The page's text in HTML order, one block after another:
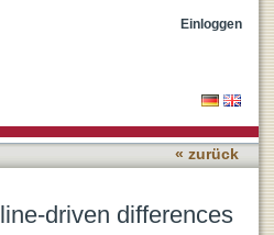
cancer prognosis
Einloggen
« zurück
driven differences